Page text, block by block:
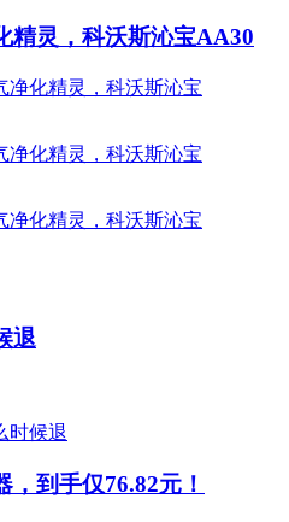
精灵，科沃斯沁宝AA30
退
到手仅76.82元！